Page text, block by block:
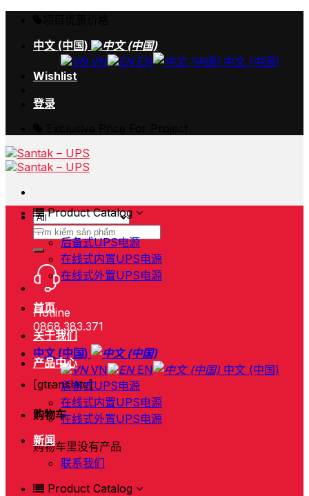
content中文 (中国)
VN
EN
中文 (中国)
Wishlist
登录
搜
索：
Hotline
0868.383.371
中文 (中国)
VN
EN
中文 (中国)
[gtranslate]
购物车
购物车里没有产品
Product Catalog
后备式UPS电源
在线式内置UPS电源
在线式外置UPS电源
首页
关于我们
产品中心
后备式UPS电源
在线式内置UPS电源
在线式外置UPS电源
新闻
联系我们
Product Catalog